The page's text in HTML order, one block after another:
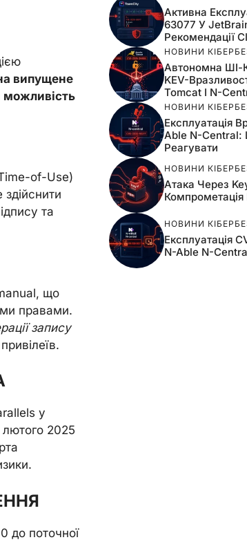
випущене
можливість
of-Use)
та
що
правами.
запису
у
лютого 2025
до поточної
Активна
63077 У
Рекомендації
НОВИНИ
Автономна ШІ-
KEV-
Tomcat І N-
НОВИНИ
Експлуатація
Able N-Central:
Реагувати
НОВИНИ
Атака Через
НОВИНИ
Експлуатація
N-Able N-